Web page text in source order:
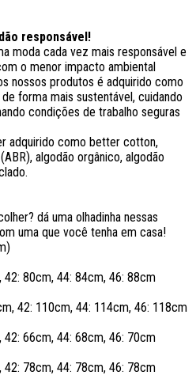
responsável!
moda cada vez mais responsável e
o menor impacto ambiental
nossos produtos é adquirido como
forma mais sustentável, cuidando
condições de trabalho seguras
adquirido como better cotton,
algodão orgânico, algodão
dá uma olhadinha nessas
uma que você tenha em casa!
80cm, 44: 84cm, 46: 88cm
42: 110cm, 44: 114cm, 46: 118cm
66cm, 44: 68cm, 46: 70cm
78cm, 44: 78cm, 46: 78cm